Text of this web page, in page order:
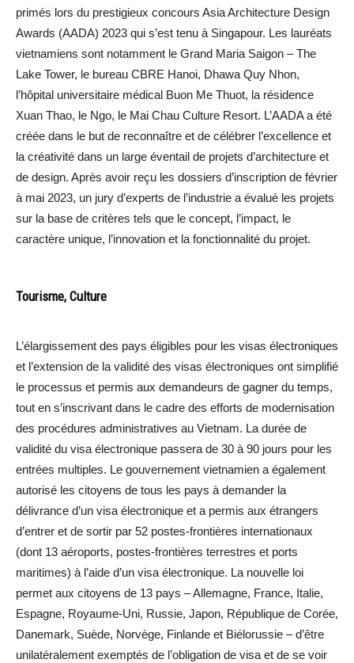
primés lors du prestigieux concours Asia Architecture Design
Awards (AADA) 2023 qui s’est tenu à Singapour. Les lauréats
vietnamiens sont notamment le Grand Maria Saigon – The
Lake Tower, le bureau CBRE Hanoi, Dhawa Quy Nhon,
l’hôpital universitaire médical Buon Me Thuot, la résidence
Xuan Thao, le Ngo, le Mai Chau Culture Resort. L’AADA a été
créée dans le but de reconnaître et de célébrer l’excellence et
la créativité dans un large éventail de projets d’architecture et
de design. Après avoir reçu les dossiers d’inscription de février
à mai 2023, un jury d’experts de l’industrie a évalué les projets
sur la base de critères tels que le concept, l’impact, le
caractère unique, l’innovation et la fonctionnalité du projet.
Tourisme, Culture
L’élargissement des pays éligibles pour les visas électroniques
et l’extension de la validité des visas électroniques ont simplifié
le processus et permis aux demandeurs de gagner du temps,
tout en s’inscrivant dans le cadre des efforts de modernisation
des procédures administratives au Vietnam. La durée de
validité du visa électronique passera de 30 à 90 jours pour les
entrées multiples. Le gouvernement vietnamien a également
autorisé les citoyens de tous les pays à demander la
délivrance d’un visa électronique et a permis aux étrangers
d’entrer et de sortir par 52 postes-frontières internationaux
(dont 13 aéroports, postes-frontières terrestres et ports
maritimes) à l’aide d’un visa électronique. La nouvelle loi
permet aux citoyens de 13 pays – Allemagne, France, Italie,
Espagne, Royaume-Uni, Russie, Japon, République de Corée,
Danemark, Suède, Norvège, Finlande et Biélorussie – d’être
unilatéralement exemptés de l’obligation de visa et de se voir